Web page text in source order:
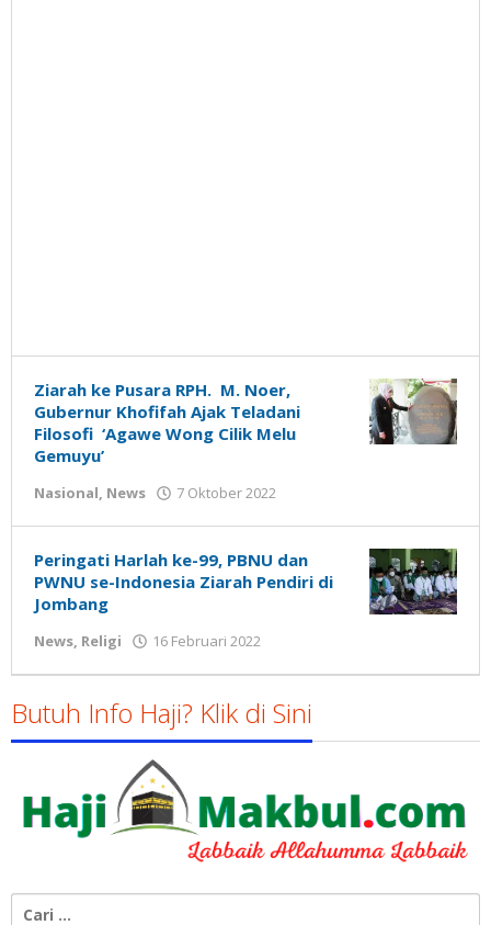
Ziarah ke Pusara RPH. M. Noer,
Gubernur Khofifah Ajak Teladani
Filosofi ‘Agawe Wong Cilik Melu
Gemuyu’
Nasional, News 7 Oktober 2022
Susanto
Peringati Harlah ke-99, PBNU dan
PWNU se-Indonesia Ziarah Pendiri di
Jombang
News, Religi 16 Februari 2022
Susanto
Butuh Info Haji? Klik di Sini